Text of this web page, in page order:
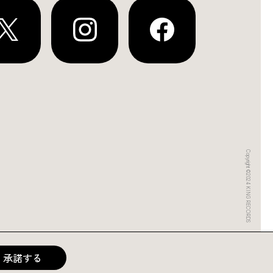
Copyright ©2024 KING RECORDS
承諾する